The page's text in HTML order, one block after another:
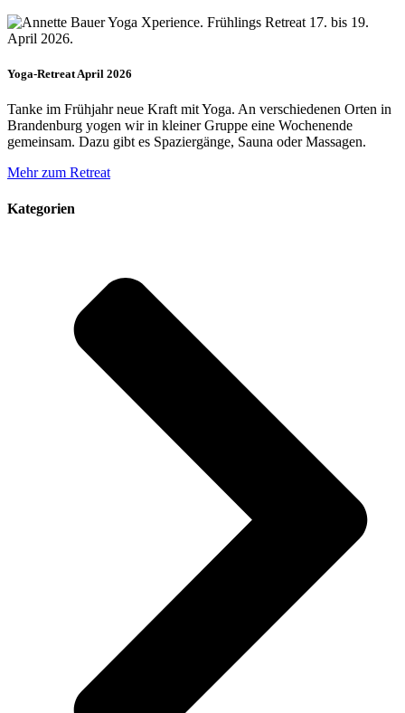
Yoga-Retreat April 2026
Tanke im Frühjahr neue Kraft mit Yoga. An verschiedenen Orten in
Brandenburg yogen wir in kleiner Gruppe eine Wochenende
gemeinsam. Dazu gibt es Spaziergänge, Sauna oder Massagen.
Mehr zum Retreat
Kategorien